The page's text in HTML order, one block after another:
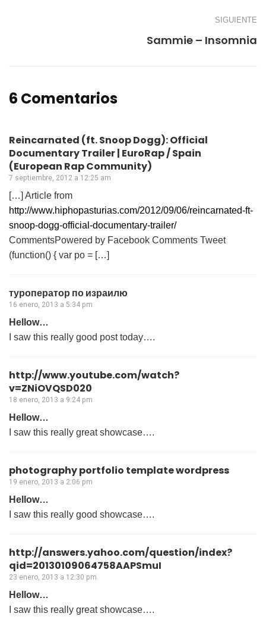
SIGUIENTE
Sammie – Insomnia
6 Comentarios
Reincarnated (ft. Snoop Dogg): Official
Documentary Trailer | EuroRap / Spain
(European Rap Community)
7 septiembre, 2012 a 12:25 am
[…] Article from
http://www.hiphopasturias.com/2012/09/06/reincarnated-ft-
snoop-dogg-official-documentary-trailer/
CommentsPowered by Facebook Comments Tweet
(function() { var po = […]
туроператор по израилю
16 enero, 2013 a 5:34 pm
Hellow…
I saw this really good post today….
http://www.youtube.com/watch?
v=ZNiOVQSD020
18 enero, 2013 a 9:24 pm
Hellow…
I saw this really great showcase….
photography portfolio template wordpress
19 enero, 2013 a 2:06 pm
Hellow…
I saw this really good showcase….
http://answers.yahoo.com/question/index?
qid=20130109064758AAPSmuI
23 enero, 2013 a 12:30 pm
Hellow…
I saw this really great showcase….